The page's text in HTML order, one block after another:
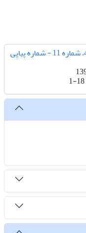
دوره 4، شماره 11 - شماره پیاپی
1-18